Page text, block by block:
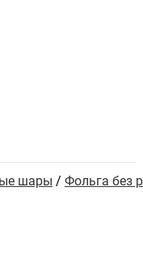
шары / Фольга без